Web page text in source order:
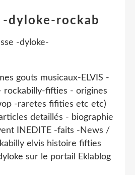
-dyloke-rockab
gouts musicaux-ELVIS -
rockabilly-fifties - origines
-raretes fifities etc etc)
detaillés - biographie
INEDITE -faits -News /
elvis histoire fifties
sur le portail Eklablog